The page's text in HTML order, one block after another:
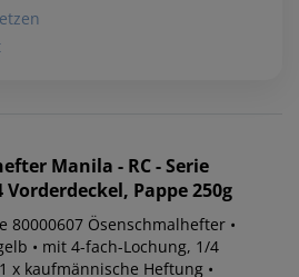
Manila - RC - Serie
Vorderdeckel, Pappe 250g
80000607 Ösenschmalhefter •
• mit 4-fach-Lochung, 1/4
x kaufmännische Heftung •